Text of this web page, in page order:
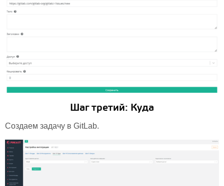
Шаг третий: Куда
Создаем задачу в GitLab.